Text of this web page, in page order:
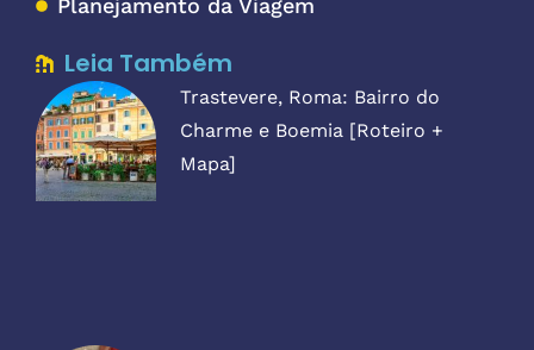
Planejamento da Viagem
Leia Também
Trastevere, Roma: Bairro do
Charme e Boemia [Roteiro +
Mapa]